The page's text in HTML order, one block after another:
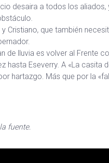
desaira a todos los aliados,
Cristiano, que también
de lluvia es volver al Frente
hasta Eseverry. A «La casita
hartazgo. Más que por la
fuente.